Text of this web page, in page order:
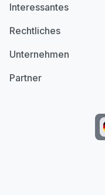
Interessantes
Rechtliches
Unternehmen
Partner